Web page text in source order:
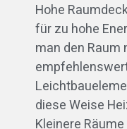
Hohe
für zu hohe
man den Raum
diese Weise
Kleinere